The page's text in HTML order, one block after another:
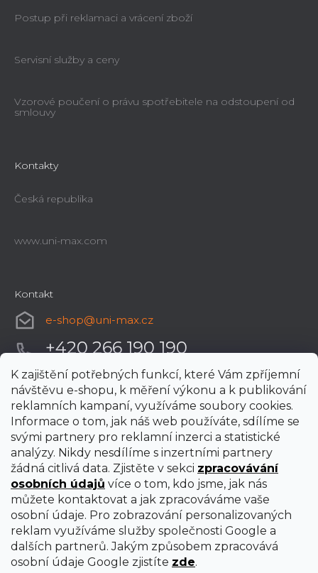
K zajištění potřebných funkcí, které Vám zpříjemní
návštěvu e-shopu, k měření výkonu a k publikování
reklamních kampaní, využíváme soubory cookies.
Informace o tom, jak náš web používáte, sdílíme se
svými partnery pro reklamní inzerci a statistické
analýzy. Nikdy nesdílíme s inzertními partnery
žádná citlivá data. Zjistěte v sekci zpracovávání
osobních údajů více o tom, kdo jsme, jak nás
můžete kontaktovat a jak zpracováváme vaše
osobní údaje. Pro zobrazování personalizovaných
reklam využíváme služby společnosti Google a
dalších partnerů. Jakým způsobem zpracovává
osobní údaje Google zjistíte zde.
Postup při reklamaci a vrácení zboží
Servisní služby a ceny
Vzorové poučení o právu spotřebitele na odstoupení od
smlouvy
Kontakty
Česká republika
www.uni-max.com
Kontakt
e-shop@uni-max.cz
+420 266 190 190